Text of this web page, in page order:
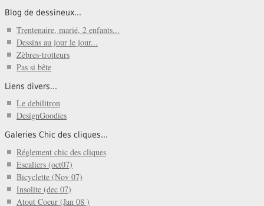
Blog de dessineux...
Trentenaire, marié, 2 enfants...
Dessins au jour le jour...
Zèbres-trotteurs
Pas si bête
Liens divers...
Le debilitron
DesignGoodies
Galeries Chic des cliques...
Réglement chic des cliques
Escaliers (oct07)
Bicyclette (Nov 07)
Insolite (dec 07)
Atout Coeur (Jan 08 )